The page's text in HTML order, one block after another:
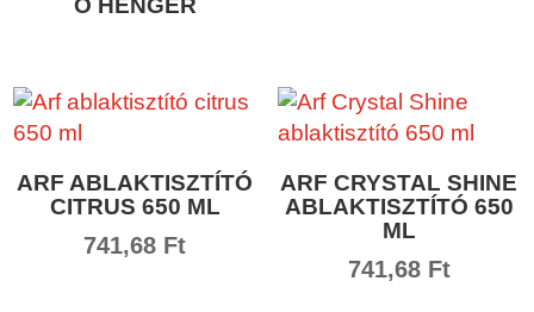
Ő HENGER
ARF ABLAKTISZTÍTÓ
CITRUS 650 ML
741,68 Ft
ARF CRYSTAL SHINE
ABLAKTISZTÍTÓ 650
ML
741,68 Ft